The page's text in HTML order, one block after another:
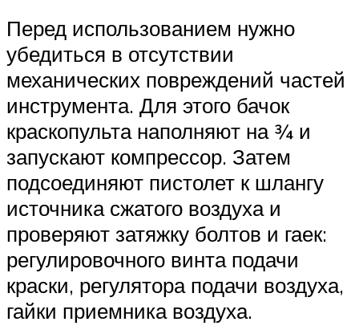
Перед использованием нужно
убедиться в отсутствии
механических повреждений частей
инструмента. Для этого бачок
краскопульта наполняют на ¾ и
запускают компрессор. Затем
подсоединяют пистолет к шлангу
источника сжатого воздуха и
проверяют затяжку болтов и гаек:
регулировочного винта подачи
краски, регулятора подачи воздуха,
гайки приемника воздуха.